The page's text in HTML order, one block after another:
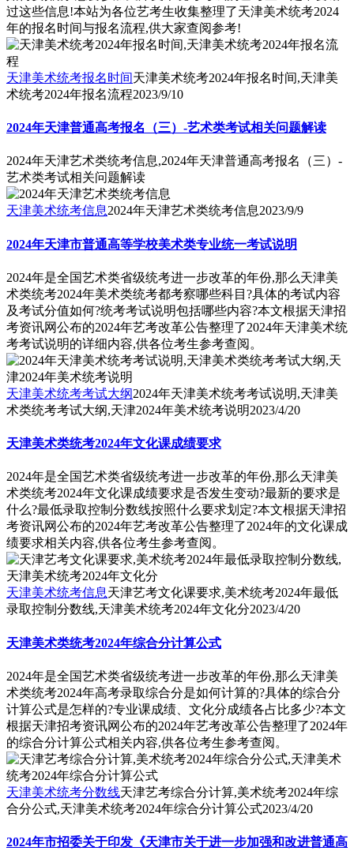
过这些信息!本站为各位艺考生收集整理了天津美术统考2024
年的报名时间与报名流程,供大家查阅参考!
天津美术统考报名时间天津美术统考2024年报名时间,天津美
术统考2024年报名流程2023/9/10
2024年天津普通高考报名（三）-艺术类考试相关问题解读
2024年天津艺术类统考信息,2024年天津普通高考报名（三）-
艺术类考试相关问题解读
天津美术统考信息2024年天津艺术类统考信息2023/9/9
2024年天津市普通高等学校美术类专业统一考试说明
2024年是全国艺术类省级统考进一步改革的年份,那么天津美
术类统考2024年美术类统考都考察哪些科目?具体的考试内容
及考试分值如何?统考考试说明包括哪些内容?本文根据天津招
考资讯网公布的2024年艺考改革公告整理了2024年天津美术统
考考试说明的详细内容,供各位考生参考查阅。
天津美术统考考试大纲2024年天津美术统考考试说明,天津美
术类统考考试大纲,天津2024年美术统考说明2023/4/20
天津美术类统考2024年文化课成绩要求
2024年是全国艺术类省级统考进一步改革的年份,那么天津美
术类统考2024年文化课成绩要求是否发生变动?最新的要求是
什么?最低录取控制分数线按照什么要求划定?本文根据天津招
考资讯网公布的2024年艺考改革公告整理了2024年的文化课成
绩要求相关内容,供各位考生参考查阅。
天津美术统考信息天津艺考文化课要求,美术统考2024年最低
录取控制分数线,天津美术统考2024年文化分2023/4/20
天津美术类统考2024年综合分计算公式
2024年是全国艺术类省级统考进一步改革的年份,那么天津美
术类统考2024年高考录取综合分是如何计算的?具体的综合分
计算公式是怎样的?专业课成绩、文化分成绩各占比多少?本文
根据天津招考资讯网公布的2024年艺考改革公告整理了2024年
的综合分计算公式相关内容,供各位考生参考查阅。
天津美术统考分数线天津艺考综合分计算,美术统考2024年综
合分公式,天津美术统考2024年综合分计算公式2023/4/20
2024年市招委关于印发《天津市关于进一步加强和改进普通高